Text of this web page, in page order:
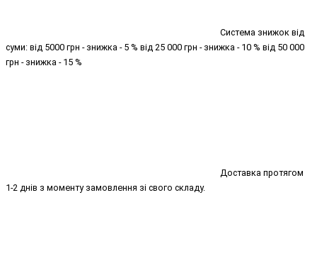
Система знижок від
суми: від 5000 грн - знижка - 5 % від 25 000 грн - знижка - 10 % від 50 000
грн - знижка - 15 %
Доставка протягом
1-2 днів з моменту замовлення зі свого складу.